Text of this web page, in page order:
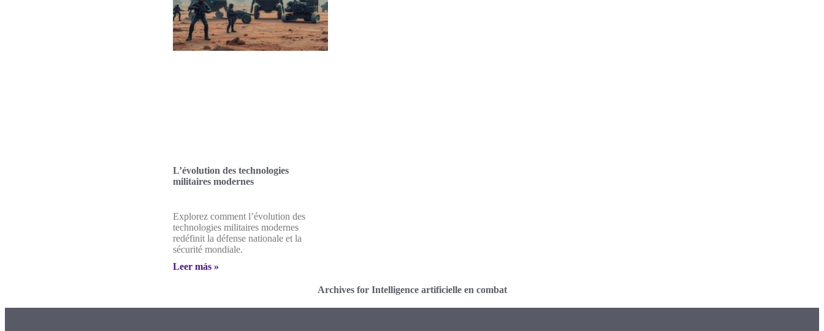
L’évolution des technologies
militaires modernes
Explorez comment l’évolution des
technologies militaires modernes
redéfinit la défense nationale et la
sécurité mondiale.
Leer más »
Archives for Intelligence artificielle en combat